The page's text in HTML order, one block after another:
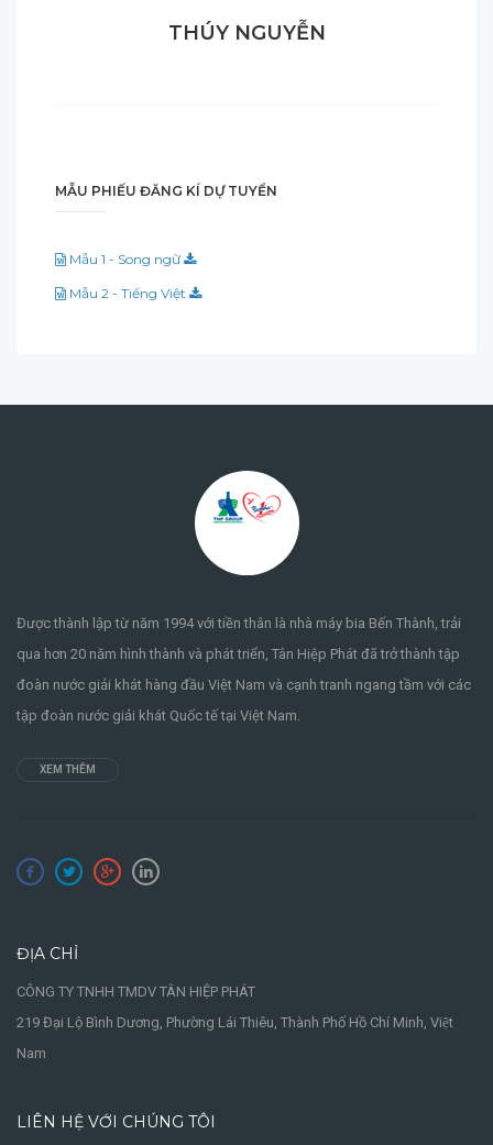
THÚY NGUYỄN
MẪU PHIẾU ĐĂNG KÍ DỰ TUYỂN
Mẫu 1 - Song ngữ
Mẫu 2 - Tiếng Việt
Được thành lập từ năm 1994 với tiền thân là nhà máy bia Bến Thành, trải
qua hơn 20 năm hình thành và phát triển, Tân Hiệp Phát đã trở thành tập
đoàn nước giải khát hàng đầu Việt Nam và cạnh tranh ngang tầm với các
tập đoàn nước giải khát Quốc tế tại Việt Nam.
XEM THÊM
ĐỊA CHỈ
CÔNG TY TNHH TMDV TÂN HIỆP PHÁT
219 Đại Lộ Bình Dương, Phường Lái Thiêu, Thành Phố Hồ Chí Minh, Việt
Nam
LIÊN HỆ VỚI CHÚNG TÔI